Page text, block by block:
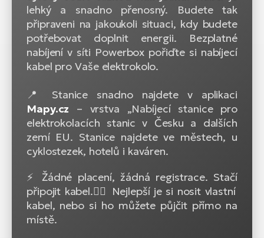
lehký a snadno přenosný. Budete tak
připraveni na jakoukoli situaci, kdy budete
potřebovat doplnit energii. Bezplatné
nabíjení v síti Powerbox pořiďte si nabíjecí
kabel pro Vaše elektrokolo.
📍 Stanice snadno najdete v aplikaci
Mapy.cz – vrstva „Nabíjecí stanice pro
elektrokolacích stanic v Česku a dalších
zemí EU. Stanice najdete ve městech, u
cyklostezek, hotelů i kaváren.
⚡ Žádné placení, žádná registrace. Stačí
připojit kabel.🚴‍♂️ Nejlepší je si nosit vlastní
kabel, nebo si ho můžete půjčit přímo na
místě.